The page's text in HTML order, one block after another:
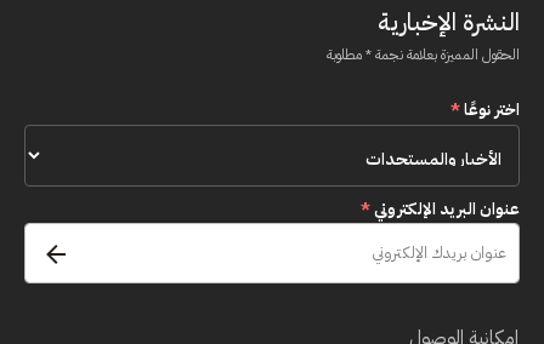
النشرة الإخبارية
الحقول المميزة بعلامة نجمة * مطلوبة
اختر نوعًا*
عنوان البريد الإلكتروني*
إمكانية الوصول